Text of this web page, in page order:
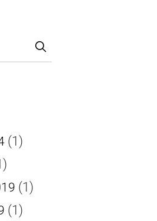
(1)
(1)
(1)